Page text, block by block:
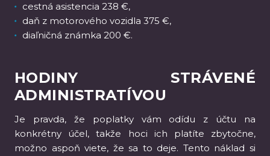
cestná asistencia 238 €,
daň z motorového vozidla 375 €,
diaľničná známka 200 €.
HODINY STRÁVENÉ
ADMINISTRATÍVOU
Je pravda, že poplatky vám odídu z účtu na
konkrétny účel, takže hoci ich platíte zbytočne,
možno aspoň viete, že sa to deje. Tento náklad si